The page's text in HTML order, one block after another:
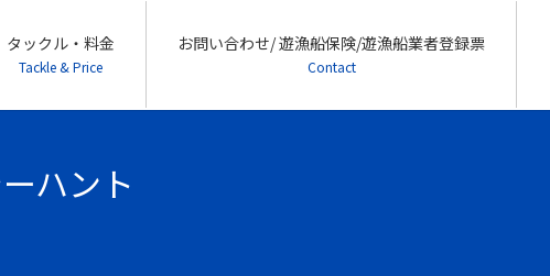
タックル・料金
Tackle & Price
お問い合わせ/ 遊漁船保険/遊漁船業者登録票
Contact
ハント